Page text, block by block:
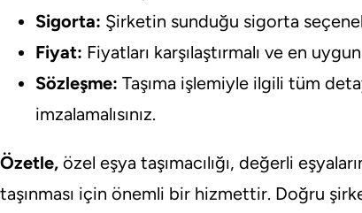
Sigorta: Şirketin sunduğu sigorta
Fiyat: Fiyatları karşılaştırmalı ve en
Sözleşme: Taşıma işlemiyle ilgili tüm
imzalamalısınız.
Özetle, özel eşya taşımacılığı, değerli
taşınması için önemli bir hizmettir. Doğru